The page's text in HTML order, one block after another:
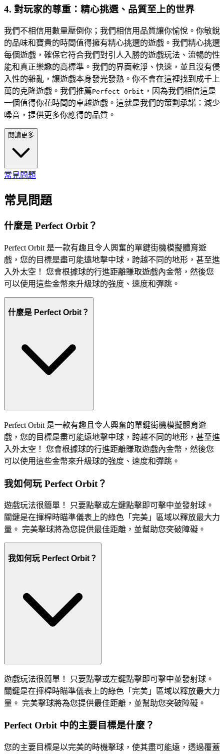
4. 對玩家的尊重：精心挑選、品質至上的世界
我們不相信用數量壓倒你；我們相信用品質讓你愉悅。你敏銳
的品味和寶貴的時間值得擁有精心挑選的遊戲。我們精心挑選
每個遊戲，確保它符合我們對引人入勝的遊戲玩法、流暢的性
能和真正樂趣的高標準。我們的界面乾淨、快速，並且沒有侵
入性的雜亂，讓遊戲本身發光發熱。你不會在這裡找到成千上
萬的克隆遊戲。我們推薦Perfect Orbit ，因為我們相信這是
一個值得你花時間的卓越遊戲。這就是我們的策劃承諾：減少
噪音，提供更多你應得的品質。
閱讀更多
常見問題
常見問題
什麼是 Perfect Orbit？
Perfect Orbit 是一款有趣且令人興奮的單鍵街機模擬體育遊
戲，您的目標是盡可能遠地擊中球，跨越不同的地形，甚至進
入外太空！ 您會根據球的行進距離賺取遊戲內金幣，然後您
可以使用這些金幣來升級球的強度、速度和彈跳。
什麼是 Perfect Orbit？
Perfect Orbit 是一款有趣且令人興奮的單鍵街機模擬體育遊
戲，您的目標是盡可能遠地擊中球，跨越不同的地形，甚至進
入外太空！ 您會根據球的行進距離賺取遊戲內金幣，然後您
可以使用這些金幣來升級球的強度、速度和彈跳。
我如何玩 Perfect Orbit？
遊戲玩法很簡單！ 只要點擊或左鍵點擊即可擊中並發射球。
關鍵是在揮桿時瞄準儀表上的綠色「完美」區域以釋放最大力
量。 完美擊球將為您提供最佳距離，並幫助您突破障礙。
我如何玩 Perfect Orbit？
遊戲玩法很簡單！ 只要點擊或左鍵點擊即可擊中並發射球。
關鍵是在揮桿時瞄準儀表上的綠色「完美」區域以釋放最大力
量。 完美擊球將為您提供最佳距離，並幫助您突破障礙。
Perfect Orbit 中的主要目標是什麼？
您的主要目標是以完美的時機擊球，使其盡可能遠，透過覆蓋